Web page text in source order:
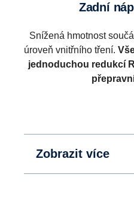
Zadní
Snížená hmotnost
úroveň vnitřního tření.
jednoduchou redukcí
Zobrazit více